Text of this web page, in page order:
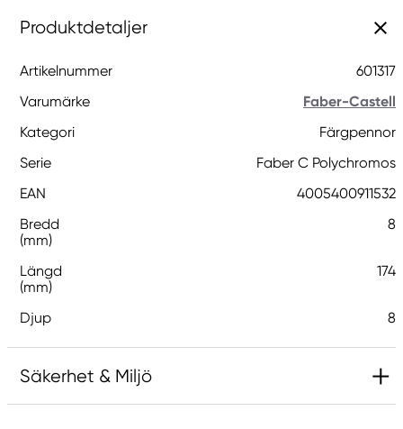
Produktdetaljer
Artikelnummer
601317
Varumärke
Faber-Castell
Kategori
Färgpennor
Serie
Faber C Polychromos
EAN
4005400911532
Bredd
(mm)
8
Längd
(mm)
174
Djup 8
Säkerhet & Miljö